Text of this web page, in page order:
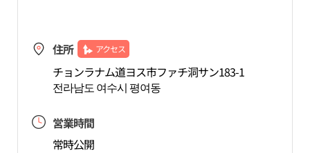
住所 アクセス
チョンラナム道ヨス市ファチ洞サン183-1
전라남도 여수시 평여동
営業時間
常時公開